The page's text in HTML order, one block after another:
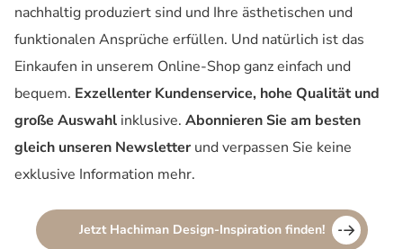
nachhaltig produziert sind und Ihre ästhetischen und
funktionalen Ansprüche erfüllen. Und natürlich ist das
Einkaufen in unserem Online-Shop ganz einfach und
bequem. Exzellenter Kundenservice, hohe Qualität und
große Auswahl inklusive. Abonnieren Sie am besten
gleich unseren Newsletter und verpassen Sie keine
exklusive Information mehr.
Jetzt Hachiman Design-Inspiration finden!